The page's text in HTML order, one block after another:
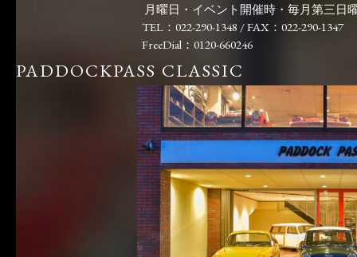
月曜日・イベント開催時・毎月第三日
TEL：022-290-1348 / FAX：022-290-1347
FreeDial：0120-660246
PADDOCKPASS CLASSIC